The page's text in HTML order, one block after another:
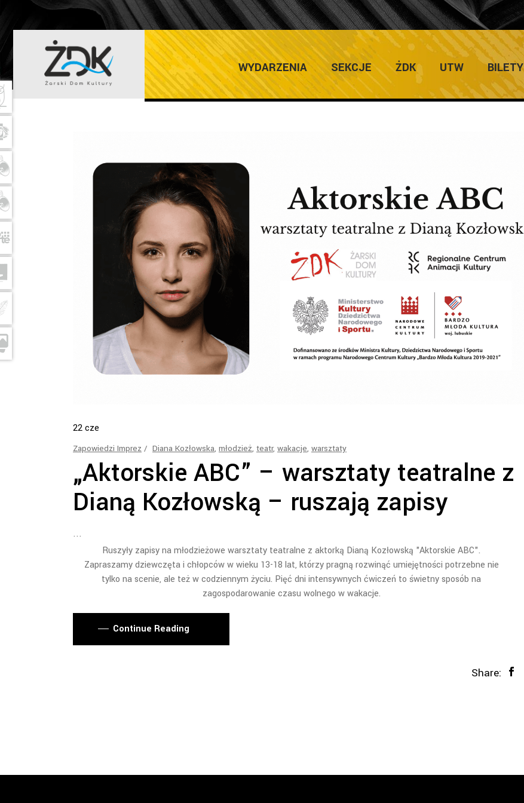
WYDARZENIA SEKCJE ŻDK UTW BILETY
WARSZTATY TAG
22cze
Zapowiedzi Imprez Diana Kozłowska, młodzież, teatr, wakacje, warsztaty
„Aktorskie ABC” – warsztaty teatralne z
Dianą Kozłowską – ruszają zapisy
Ruszyły zapisy na młodzieżowe warsztaty teatralne z aktorką Dianą Kozłowską "Aktorskie ABC".
Zapraszamy dziewczęta i chłopców w wieku 13-18 lat, którzy pragną rozwinąć umiejętności potrzebne nie
tylko na scenie, ale też w codziennym życiu. Pięć dni intensywnych ćwiczeń to świetny sposób na
zagospodarowanie czasu wolnego w wakacje.
Continue Reading
Share: